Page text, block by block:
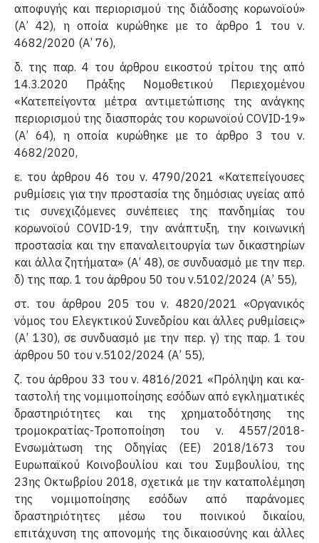
αποφυ­γής και περιορισμού της διάδοσης κορωνοϊού»
(Α’ 42), η οποία κυρώθηκε με το άρθρο 1 του ν.
4682/2020 (Α’ 76),
δ. της παρ. 4 του άρθρου εικοστού τρίτου της από
14.3.2020 Πράξης Νομοθετικού Περιεχομένου
«Κατεπείγοντα μέτρα αντιμετώπισης της ανάγκης
περιορισμού της διασποράς του κορωνοϊού COVID-19»
(Α’ 64), η οποία κυρώθηκε με το άρθρο 3 του ν.
4682/2020,
ε. του άρθρου 46 του ν. 4790/2021 «Κατεπείγουσες
ρυθμίσεις για την προστασία της δημόσιας υγείας από
τις συνεχιζόμενες συνέπειες της πανδημίας του
κορωνοϊού COVID-19, την ανάπτυξη, την κοινωνική
προστασία και την επαναλειτουργία των δικαστηρίων
και άλλα ζητήμα­τα» (Α’ 48), σε συνδυασμό με την περ.
δ) της παρ. 1 του άρθρου 50 του ν.5102/2024 (Α’ 55),
στ. του άρθρου 205 του ν. 4820/2021 «Οργανικός
νόμος του Ελεγκτικού Συνεδρίου και άλλες ρυθμίσεις»
(Α’ 130), σε συνδυασμό με την περ. γ) της παρ. 1 του
άρθρου 50 του ν.5102/2024 (Α’ 55),
ζ. του άρθρου 33 του ν. 4816/2021 «Πρόληψη και κα­
ταστολή της νομιμοποίησης εσόδων από εγκληματικές
δραστηριότητες και της χρηματοδότησης της
τρομοκρατίας-Τροποποίηση του ν. 4557/2018-
Ενσωμάτωση της Οδηγίας (ΕΕ) 2018/1673 του
Ευρωπαϊκού Κοινοβουλίου και του Συμβουλίου, της
23ης Οκτωβρίου 2018, σχετικά με την καταπολέμηση
της νομιμοποίησης εσόδων από παράνομες
δραστηριότητες μέσω του ποινικού δικαίου,
επιτάχυνση της απονομής της δικαιοσύνης και άλλες